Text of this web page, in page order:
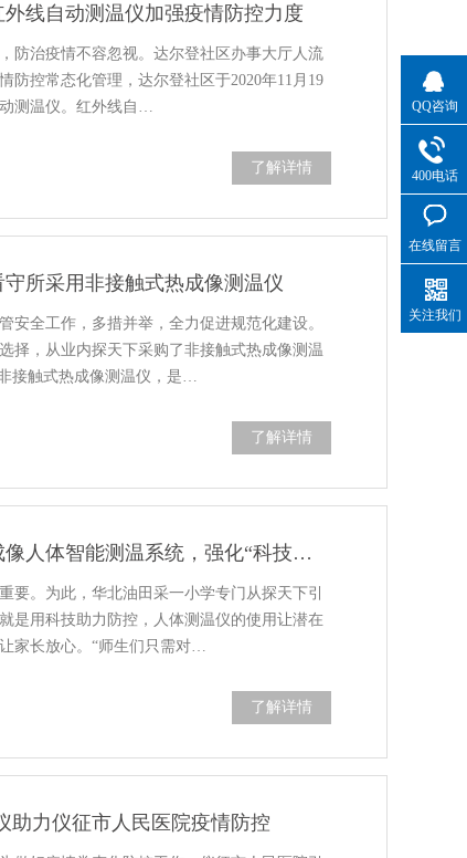
线自动测温仪加强疫情防控力度
防治疫情不容忽视。达尔登社区办事大厅人流
防控常态化管理，达尔登社区于2020年11月19
测温仪。红外线自…
了解详情
所采用非接触式热成像测温仪
安全工作，多措并举，全力促进规范化建设。
择，从业内探天下采购了非接触式热成像测温
接触式热成像测温仪，是…
了解详情
华北油田采一小学引进热成像人体智能测温系统，强化“科技防疫”
要。为此，华北油田采一小学专门从探天下引
是用科技助力防控，人体测温仪的使用让潜在
家长放心。“师生们只需对…
了解详情
助力仪征市人民医院疫情防控
QQ咨询
400电话
在线留言
关注我们